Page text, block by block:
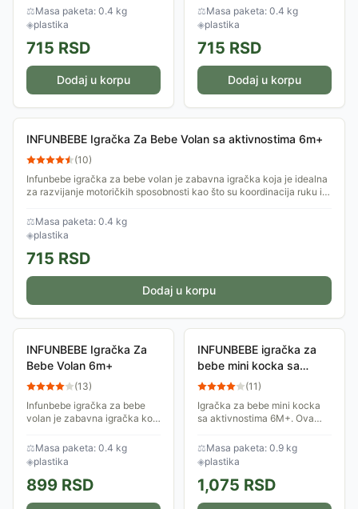
napravljena je od
najkvalitetnije plastike.
Igračka je idealna za bebe
⚖Masa paketa: 0.4 kg
◈plastika
715 RSD
Dodaj u korpu
napravljena je od
najkvalitetnije plastike.
Igračka je idealna za...
⚖Masa paketa: 0.4 kg
◈plastika
715 RSD
Dodaj u korpu
INFUNBEBE Igračka Za Bebe Volan sa aktivnostima 6m+
(10)
Infunbebe igračka za bebe volan je zabavna igračka koja je idealna
za razvijanje motoričkih sposobnosti kao što su koordinacija ruku i
⚖Masa paketa: 0.4 kg
◈plastika
715 RSD
Dodaj u korpu
INFUNBEBE Igračka Za
Bebe Volan 6m+
(13)
Infunbebe igračka za bebe
volan je zabavna igračka koja
motoričkih sposobnosti kao
što su koordinacija ruku i
očiju,...
⚖Masa paketa: 0.4 kg
◈plastika
899 RSD
INFUNBEBE igračka za
bebe mini kocka sa
aktivnostima 6M+
(11)
Igračka za bebe mini kocka
sa aktivnostima 6M+. Ova
napravljena je od
najkvalitetnije plastike.
Igračka je idealna za...
⚖Masa paketa: 0.9 kg
◈plastika
1,075 RSD